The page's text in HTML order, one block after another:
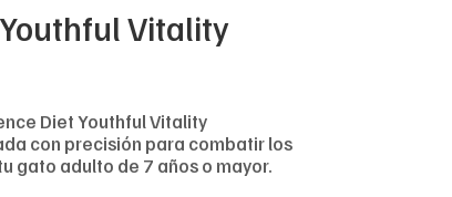
Youthful Vitality
Diet Youthful Vitality
con precisión para combatir los
gato adulto de 7 años o mayor.